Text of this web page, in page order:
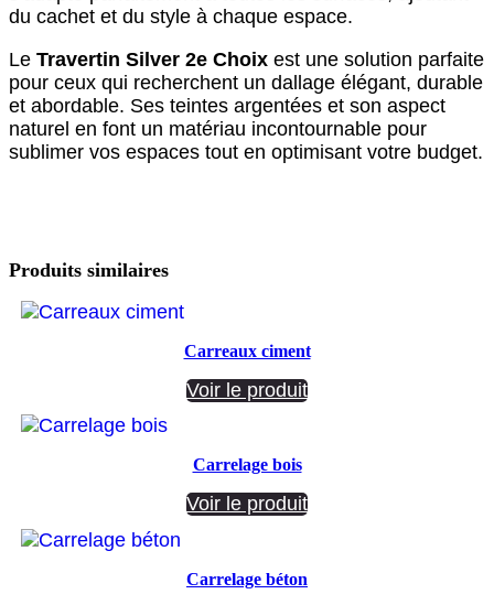
du cachet et du style à chaque espace.
Le Travertin Silver 2e Choix est une solution parfaite
pour ceux qui recherchent un dallage élégant, durable
et abordable. Ses teintes argentées et son aspect
naturel en font un matériau incontournable pour
sublimer vos espaces tout en optimisant votre budget.
Produits similaires
Carreaux ciment
Voir le produit
Carrelage bois
Voir le produit
Carrelage béton